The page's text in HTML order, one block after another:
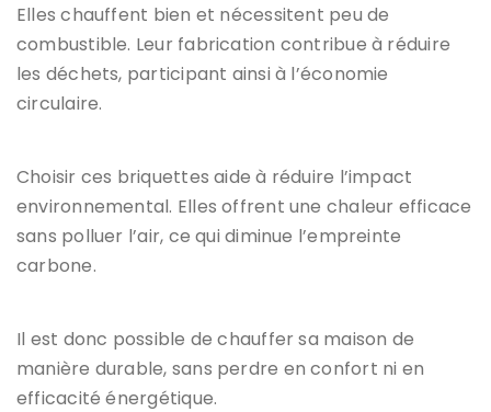
Elles chauffent bien et nécessitent peu de
combustible. Leur fabrication contribue à réduire
les déchets, participant ainsi à l’économie
circulaire.
Choisir ces briquettes aide à réduire l’impact
environnemental. Elles offrent une chaleur efficace
sans polluer l’air, ce qui diminue l’empreinte
carbone.
Il est donc possible de chauffer sa maison de
manière durable, sans perdre en confort ni en
efficacité énergétique.